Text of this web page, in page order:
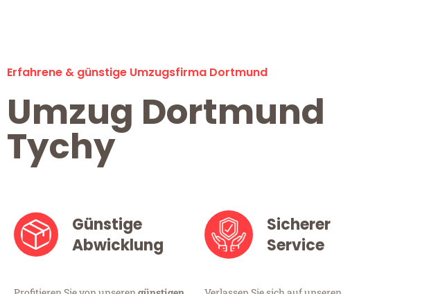
Erfahrene & günstige Umzugsfirma Dortmund
Umzug Dortmund
Tychy
Günstige
Abwicklung
Sicherer
Service